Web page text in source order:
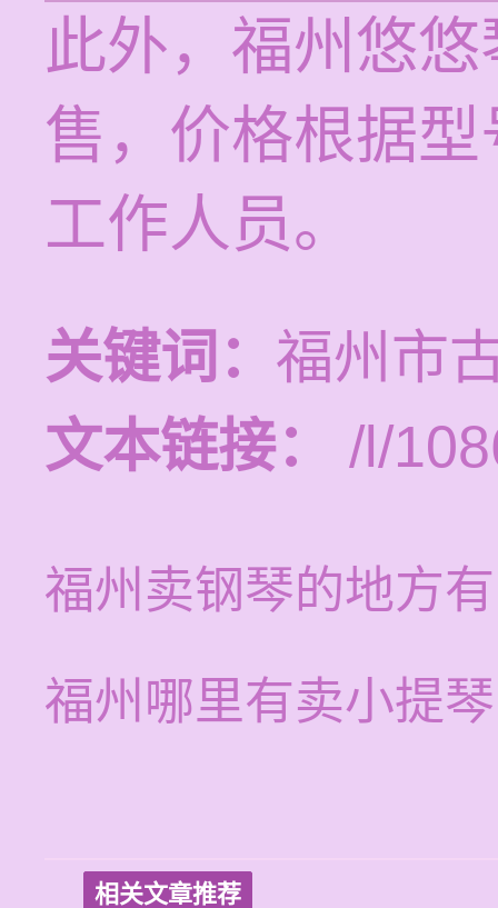
此外，福州悠
售，价格根据
工作人员。
关键词： 福州市
文本链接：
/l/
福州卖钢琴的地方
福州哪里有卖小提琴
相关文章推荐